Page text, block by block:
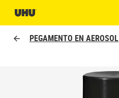
PEGAMENTO EN AEROSOL